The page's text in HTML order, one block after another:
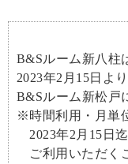
B&Sルーム新八柱
2023年2月15日より
B&Sルーム新松戸
※時間利用・月単
2023年2月15日迄
ご利用いただく